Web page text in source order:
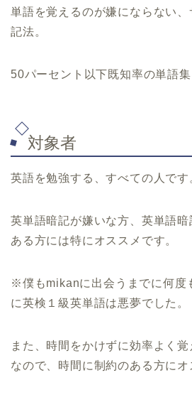
単語を覚えるのが嫌にならない
記法。
50パーセント以下既知率の単語集
対象者
英語を勉強する、すべての人です
英単語暗記が嫌いな方、英単語
ある方には特にオススメです。
※僕もmikanに出会うまでに何度
に英検１級英単語は悪夢でした。
また、時間をかけずに効率よく
なので、時間に制約のある方にオ